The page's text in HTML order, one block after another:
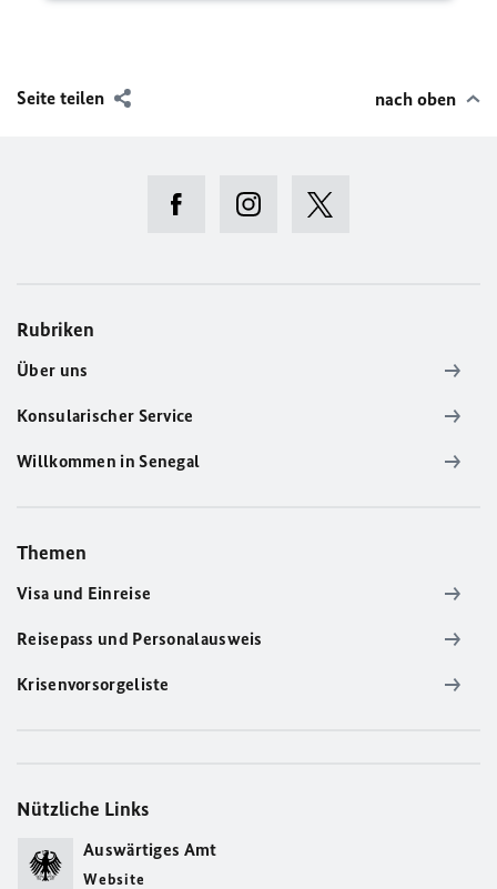
Seite teilen nach oben
Rubriken
Über uns
Konsularischer Service
Willkommen in Senegal
Themen
Visa und Einreise
Reisepass und Personalausweis
Krisenvorsorgeliste
Nützliche Links
Auswärtiges Amt
Website